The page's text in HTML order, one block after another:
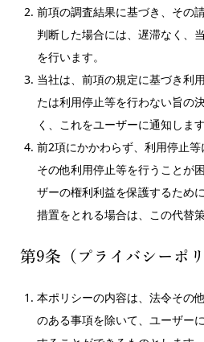
前項の調査結果に基づき、その
判断した場合には、遅滞なく、
を行います。
当社は、前項の規定に基づき利
たは利用停止等を行わない旨の
く、これをユーザーに通知します
前2項にかかわらず、利用停止
その他利用停止等を行うことが
ザーの権利利益を保護するため
措置をとれる場合は、この代替
第9条（プライバシーポ
本ポリシーの内容は、法令その
のある事項を除いて、ユーザー